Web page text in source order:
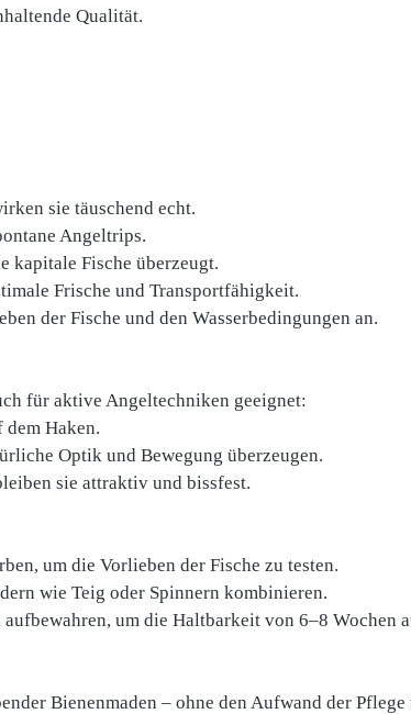
Qualität.
sie täuschend echt.
Angeltrips.
kapitale Fische überzeugt.
Frische und Transportfähigkeit.
der Fische und den Wasserbedingungen an.
für aktive Angeltechniken geeignet:
Haken.
Optik und Bewegung überzeugen.
sie attraktiv und bissfest.
um die Vorlieben der Fische zu testen.
wie Teig oder Spinnern kombinieren.
um die Haltbarkeit von 6–8 Wochen
Bienenmaden – ohne den Aufwand der